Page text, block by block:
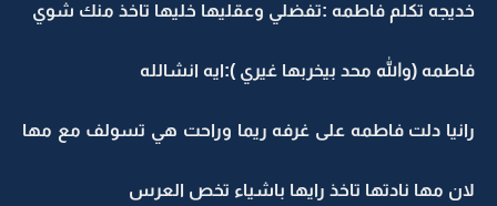
خديجه تكلم فاطمه :تفضلي وعقليها خليها تاخذ منك شوي
فاطمه (والله محد بيخربها غيري ):ايه انشالله
رانيا دلت فاطمه على غرفه ريما وراحت هي تسولف مع مها
لان مها نادتها تاخذ رايها باشياء تخص العرس